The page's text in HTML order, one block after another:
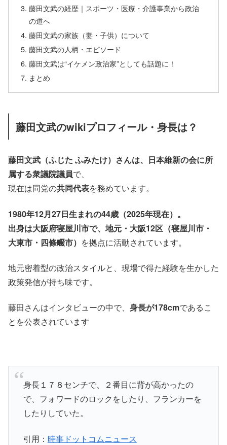
藤田文武の経歴｜スポーツ・医療・介護事業から政治
の道へ
藤田文武の家族（妻・子供）について
藤田文武の人柄・エピソード
藤田文武は“イケメン政治家”としても話題に！
まとめ
藤田文武のwikiプロフィール・身長は？
藤田文武（ふじた ふみたけ）さんは、日本維新の会に所
属する衆議院議員で、
現在は同党の共同代表を務めています。
1980年12月27日生まれの44歳（2025年現在）。
出身は大阪府寝屋川市で、地元・大阪12区（寝屋川市・
大東市・四條畷市） を拠点に活動されています。
地元密着型の政治スタイルと、現場で得た経験を生かした
政策発信が持ち味です。
藤田さんはインタビューの中で、 身長が178cmであるこ
とを公表されています
身長１７８センチで、２番目に背が高かったの
で、フォワードのロックをしたり、フランカーを
したりしていた。
引用： 時事ドットコムニュース